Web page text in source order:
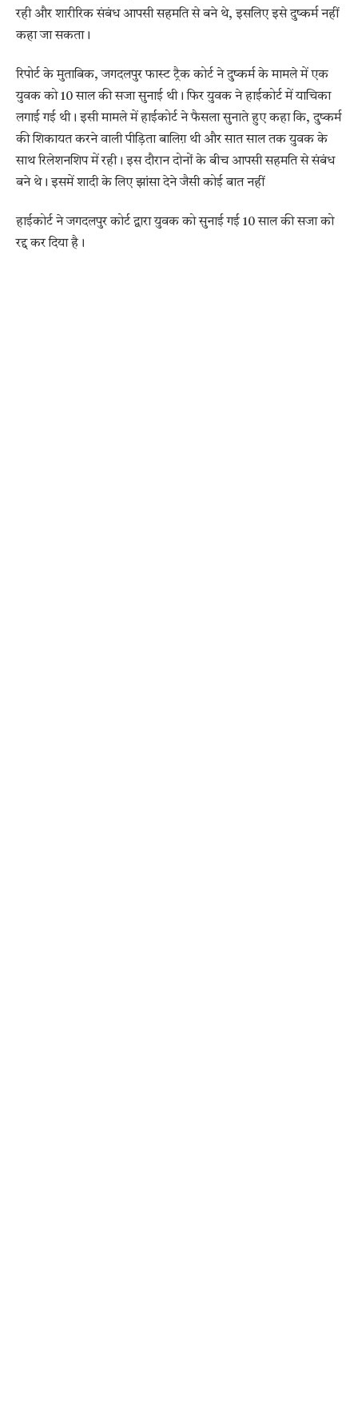
रही और शारीरिक संबंध आपसी सहमति से बने थे, इसलिए इसे दुष्कर्म नहीं
कहा जा सकता।
रिपोर्ट के मुताबिक, जगदलपुर फास्ट ट्रैक कोर्ट ने दुष्कर्म के मामले में एक
युवक को 10 साल की सजा सुनाई थी। फिर युवक ने हाईकोर्ट में याचिका
लगाई गई थी। इसी मामले में हाईकोर्ट ने फैसला सुनाते हुए कहा कि, दुष्कर्म
की शिकायत करने वाली पीड़िता बालिग़ थी और सात साल तक युवक के
साथ रिलेशनशिप में रही। इस दौरान दोनों के बीच आपसी सहमति से संबंध
बने थे। इसमें शादी के लिए झांसा देने जैसी कोई बात नहीं
हाईकोर्ट ने जगदलपुर कोर्ट द्वारा युवक को सुनाई गई 10 साल की सजा को
रद्द कर दिया है।